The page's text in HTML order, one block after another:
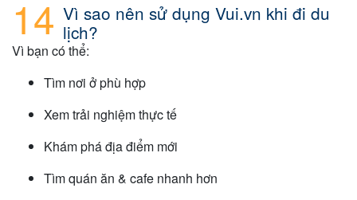
Vì sao nên sử dụng Vui.vn khi đi du
lịch?
Vì bạn có thể:
Tìm nơi ở phù hợp
Xem trải nghiệm thực tế
Khám phá địa điểm mới
Tìm quán ăn & cafe nhanh hơn